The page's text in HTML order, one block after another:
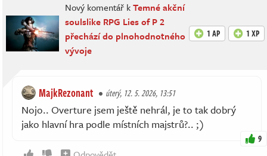
Nový komentář kTemné akční
soulslike RPG Lies of P 2
přechází do plnohodnotného
vývoje
1 AP 1 XP
MajkRezonant úterý, 12. 5. 2026, 13:51
Nojo.. Overture jsem ještě nehrál, je to tak dobrý
jako hlavní hra podle místních majstrů?.. ;)
9